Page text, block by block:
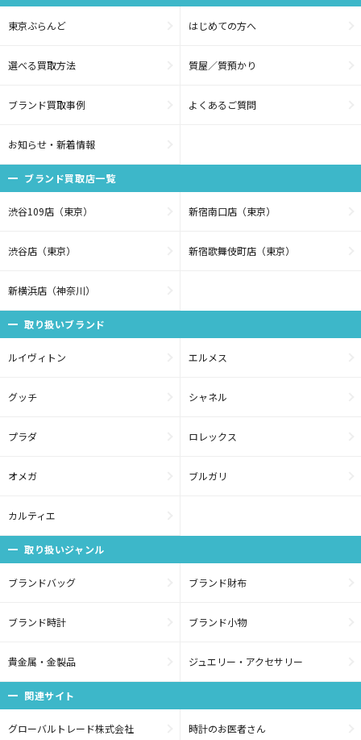
東京ぶらんど はじめての方へ
選べる買取方法 質屋／質預かり
ブランド買取事例 よくあるご質問
お知らせ・新着情報
ブランド買取店一覧
渋谷109店（東京） 新宿南口店（東京）
渋谷店（東京） 新宿歌舞伎町店（東京）
新横浜店（神奈川）
取り扱いブランド
ルイヴィトン エルメス
グッチ シャネル
プラダ ロレックス
オメガ ブルガリ
カルティエ
取り扱いジャンル
ブランドバッグ ブランド財布
ブランド時計 ブランド小物
貴金属・金製品 ジュエリー・アクセサリー
関連サイト
グローバルトレード株式会社 時計のお医者さん